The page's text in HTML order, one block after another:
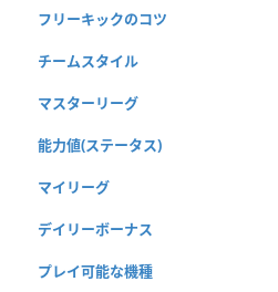
フリーキックのコツ
チームスタイル
マスターリーグ
能力値(ステータス)
マイリーグ
デイリーボーナス
プレイ可能な機種